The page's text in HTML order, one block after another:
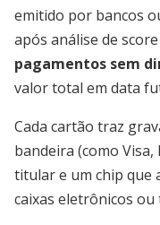
emitido por bancos
após análise de
pagamentos sem
valor total em data
Cada cartão traz
bandeira (como
titular e um chip que
caixas eletrônicos